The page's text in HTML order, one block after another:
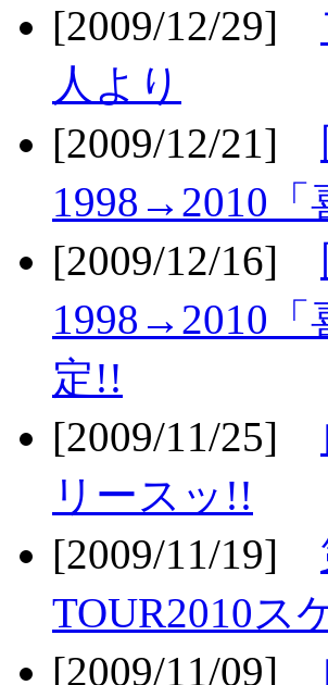
[2009/12/29]
人より
[2009/12/21]
1998→2010「
[2009/12/16]
1998→2010「
定!!
[2009/11/25]
リースッ!!
[2009/11/19]
TOUR2010ス
[2009/11/09]